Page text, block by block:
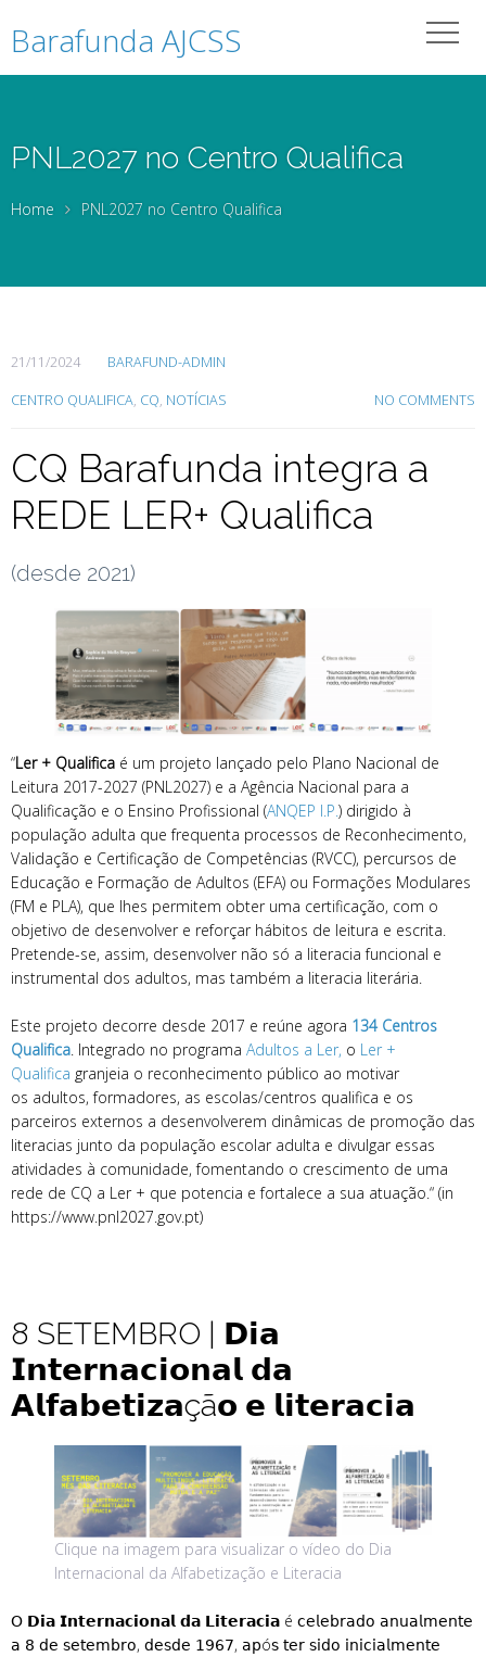
Barafunda AJCSS
PNL2027 no Centro Qualifica
Home PNL2027 no Centro Qualifica
21/11/2024 BARAFUND-ADMIN
CENTRO QUALIFICA, CQ, NOTÍCIAS NO COMMENTS
CQ Barafunda integra a
REDE LER+ Qualifica
(desde 2021)
“Ler + Qualifica é um projeto lançado pelo Plano Nacional de
Leitura 2017-2027 (PNL2027) e a Agência Nacional para a
Qualificação e o Ensino Profissional (ANQEP I.P. ) dirigido à
população adulta que frequenta processos de Reconhecimento,
Validação e Certificação de Competências (RVCC), percursos de
Educação e Formação de Adultos (EFA) ou Formações Modulares
(FM e PLA), que lhes permitem obter uma certificação, com o
objetivo de desenvolver e reforçar hábitos de leitura e escrita.
Pretende-se, assim, desenvolver não só a literacia funcional e
instrumental dos adultos, mas também a literacia literária.
Este projeto decorre desde 2017 e reúne agora 134 Centros
Qualifica. Integrado no programa Adultos a Ler, o Ler +
Qualifica granjeia o reconhecimento público ao motivar
os adultos, formadores, as escolas/centros qualifica e os
parceiros externos a desenvolverem dinâmicas de promoção das
literacias junto da população escolar adulta e divulgar essas
atividades à comunidade, fomentando o crescimento de uma
rede de CQ a Ler + que potencia e fortalece a sua atuação.“ (in
https://www.pnl2027.gov.pt)
8 SETEMBRO | 𝗗𝗶𝗮
𝗜𝗻𝘁𝗲𝗿𝗻𝗮𝗰𝗶𝗼𝗻𝗮𝗹 𝗱𝗮
𝗔𝗹𝗳𝗮𝗯𝗲𝘁𝗶𝘇𝗮çã𝗼 𝗲 𝗹𝗶𝘁𝗲𝗿𝗮𝗰𝗶𝗮
Clique na imagem para visualizar o vídeo do Dia
Internacional da Alfabetização e Literacia
𝖮 𝗗𝗶𝗮 𝗜𝗻𝘁𝗲𝗿𝗻𝗮𝗰𝗶𝗼𝗻𝗮𝗹 𝗱𝗮 𝗟𝗶𝘁𝗲𝗿𝗮𝗰𝗶𝗮 é 𝖼𝖾𝗅𝖾𝖻𝗋𝖺𝖽𝗈 𝖺𝗇𝗎𝖺𝗅𝗆𝖾𝗇𝗍𝖾
𝖺 𝟪 𝖽𝖾 𝗌𝖾𝗍𝖾𝗆𝖻𝗋𝗈, 𝖽𝖾𝗌𝖽𝖾 𝟣𝟫𝟨𝟩, 𝖺𝗉ó𝗌 𝗍𝖾𝗋 𝗌𝗂𝖽𝗈 𝗂𝗇𝗂𝖼𝗂𝖺𝗅𝗆𝖾𝗇𝗍𝖾